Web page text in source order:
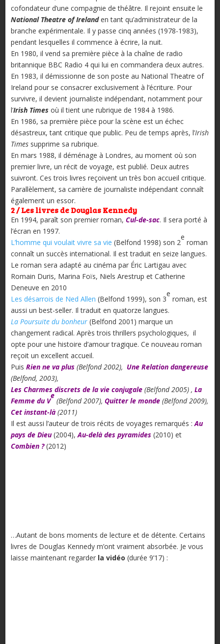
cofondateur d’une compagnie de théâtre. Il rejoint ensuite le
National Theatre of Irelanden tant qu’administrateur de la
branche expérimentale. Il y passe cinq années (1978-1983),
pendant lesquelles il commence à écrire, la nuit.
En 1980, il vend sa première pièce à la chaîne de radio
britannique BBC Radio 4 qui lui en commandera deux autres.
En 1983, il démissionne de son poste au National Theatre of
Ireland pour se consacrer exclusivement à l’écriture. Pour
survivre, il devient journaliste indépendant, notamment pour
l’Irish Times où il tient une rubrique de 1984 à 1986.
En 1986, sa première pièce pour la scène est un échec
désastreux, tant critique que public. Peu de temps après, l’Irish
Timessupprime sa rubrique.
En mars 1988, il déménage à Londres, au moment où son
premier livre, un récit de voyage, est publié. Deux autres
suivront. Ces trois livres reçoivent un très bon accueil critique.
Parallèlement, sa carrière de journaliste indépendant connaît
également un essor.
2 / Les livres de Douglas Kennedy
En 1994, paraît son premier roman, Cul-de-sac. Il sera porté à
l’écran en 1997.
L’homme qui voulait vivre sa vie (Belfond 1998) son 2
e
roman
connaît un succès international. Il est traduit en seize langues.
Le roman sera adapté au cinéma par Éric Lartigau avec
Romain Duris, Marina Foïs, Niels Arestrup et Catherine
Deneuve en 2010
Les désarrois de Ned Allen (Belfond 1999), son 3
e
roman, est
aussi un best-seller. Il traduit en quatorze langues.
La Poursuite du bonheur(Belfond 2001) marque un
changement radical. Après trois thrillers psychologiques, il
opte pour une histoire d’amour tragique. Ce nouveau roman
reçoit un excellent accueil.
Puis Rien ne va plus(Belfond 2002), Une Relation dangereuse
(Belfond, 2003),
Les Charmes discrets de la vie conjugale(Belfond 2005) , La
Femme du V
e
(Belfond 2007), Quitter le monde(Belfond 2009),
Cet instant-là(2011)
Il est aussi l’auteur de trois récits de voyages remarqués :Au
pays de Dieu (2004),Au-delà des pyramides(2010) et
Combien ? (2012)
…Autant de bons moments de lecture et de détente. Certains
livres de Douglas Kennedy m’ont vraiment absorbée. Je vous
laisse maintenant regarderla vidéo (durée 9’17) :